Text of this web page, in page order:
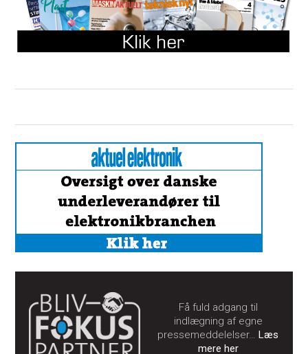
Få fuld adgang til
indlægning af egne
pressemeddelelser…Læs
mere her